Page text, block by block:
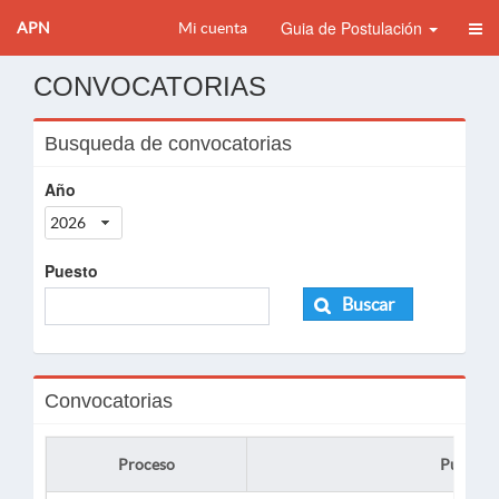
APN Mi cuenta Guia de Postulación
CONVOCATORIAS
Busqueda de convocatorias
Año
2026
Puesto
Buscar
Convocatorias
Proceso Puesto